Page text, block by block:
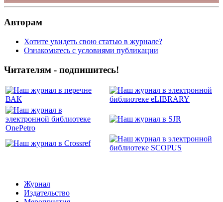
Авторам
Хотите увидеть свою статью в журнале?
Ознакомьтесь с условиями публикации
Читателям - подпишитесь!
Журнал
Издательство